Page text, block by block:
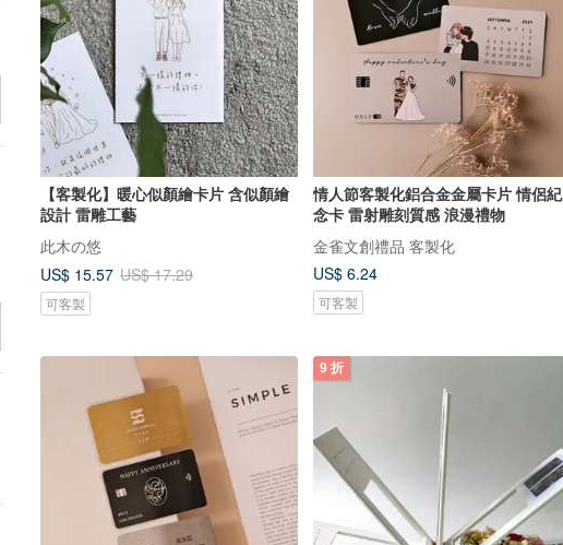
【客製化】暖心似顏繪卡片 含似顏繪
設計 雷雕工藝
此木の悠
US$ 15.57 US$ 17.29
可客製
情人節客製化鋁合金金屬卡片 情侶紀
念卡 雷射雕刻質感 浪漫禮物
金雀文創禮品 客製化
US$ 6.24
可客製
9 折